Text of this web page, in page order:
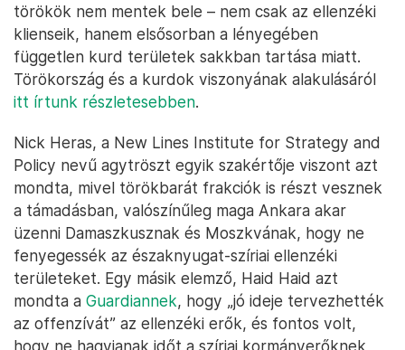
törökök nem mentek bele – nem csak az ellenzéki
klienseik, hanem elsősorban a lényegében
független kurd területek sakkban tartása miatt.
Törökország és a kurdok viszonyának alakulásáról
itt írtunk részletesebben.
Nick Heras, a New Lines Institute for Strategy and
Policy nevű agytröszt egyik szakértője viszont azt
mondta, mivel törökbarát frakciók is részt vesznek
a támadásban, valószínűleg maga Ankara akar
üzenni Damaszkusznak és Moszkvának, hogy ne
fenyegessék az északnyugat-szíriai ellenzéki
területeket. Egy másik elemző, Haid Haid azt
mondta a Guardiannek, hogy „jó ideje tervezhették
az offenzívát” az ellenzéki erők, és fontos volt,